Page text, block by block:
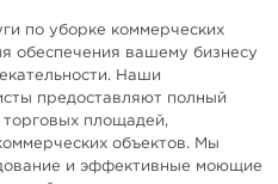
по уборке коммерческих
обеспечения вашему бизнесу
Наши
предоставляют полный
торговых площадей,
объектов. Мы
и эффективные моющие